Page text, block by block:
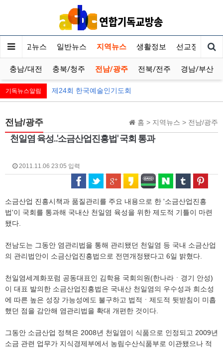
기독교뉴스 일반뉴스 지역뉴스 생활정보 선교정보
충남/대전 충북/청주 전남/광주 전북/전주 경남/부산
기독뉴스알림 제24회 한국예술인기도회
홈 > 지역뉴스 > 전남/광주
전남/광주
천일염 육성..'소금산업진흥법' 국회 통과
2011.11.06 23:05 입력
소금산업 진흥시책과 품질관리를 주요 내용으로 한 '소금산업진흥
법'이 국회를 통과해 국내산 천일염 육성을 위한 제도적 기틀이 마련
됐다.
전남도는 그동안 염관리법을 통해 관리됐던 천일염 등 국내 소금산업
의 관리법안이 소금산업진흥법으로 전면개정됐다고 6일 밝혔다.
천일염세계화포럼 공동대표인 김학용 국회의원(한나라ㆍ경기 안성)
이 대표 발의한 소금산업진흥법은 국내산 천일염의 우수성과 희소성
에 따른 높은 성장 가능성에도 불구하고 법적ㆍ제도적 뒷받침이 미흡
했던 점을 감안해 염관리법을 확대 개편한 것이다.
그동안 소금산업 정책은 2008년 천일염이 식품으로 인정되고 2009년
소금 관련 업무가 지식경제부에서 농림수산식품부로 이관됐으나 적